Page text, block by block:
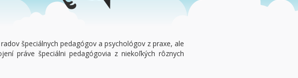
špeciálnych pedagógov a psychológov z praxe, ale
práve špeciálni pedagógovia z niekoľkých rôznych